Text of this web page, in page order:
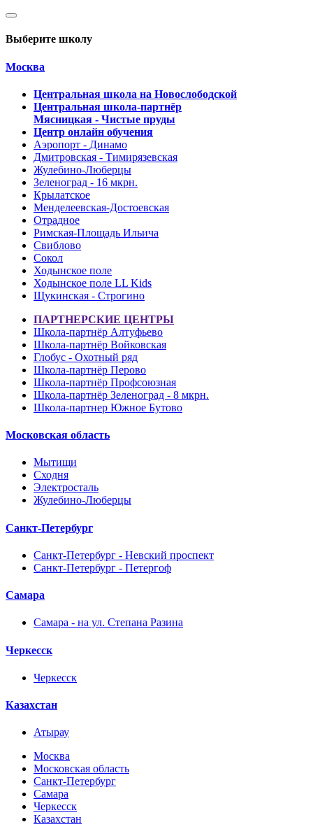
Выберите школу
Москва
Центральная школа на Новослободской
Центральная школа-партнёр
Мясницкая - Чистые пруды
Центр онлайн обучения
Аэропорт - Динамо
Дмитровская - Тимирязевская
Жулебино-Люберцы
Зеленоград - 16 мкрн.
Крылатское
Менделеевская-Достоевская
Отрадное
Римская-Площадь Ильича
Свиблово
Сокол
Ходынское поле
Ходынское поле LL Kids
Щукинская - Строгино
ПАРТНЕРСКИЕ ЦЕНТРЫ
Школа-партнёр Алтуфьево
Школа-партнёр Войковская
Глобус - Охотный ряд
Школа-партнёр Перово
Школа-партнёр Профсоюзная
Школа-партнёр Зеленоград - 8 мкрн.
Школа-партнер Южное Бутово
Московская область
Мытищи
Сходня
Электросталь
Жулебино-Люберцы
Санкт-Петербург
Санкт-Петербург - Невский проспект
Санкт-Петербург - Петергоф
Самара
Самара - на ул. Степана Разина
Черкесск
Черкесск
Казахстан
Атырау
Москва
Московская область
Санкт-Петербург
Самара
Черкесск
Казахстан